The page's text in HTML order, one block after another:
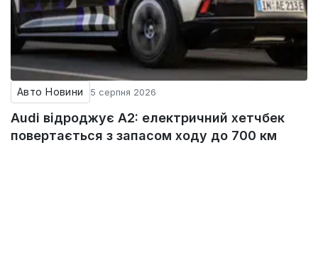
Авто Новини 5 серпня 2026
Audi відроджує A2: електричний хетчбек
повертається з запасом ходу до 700 км